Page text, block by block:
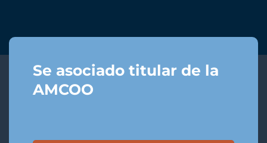
Se asociado titular de la
AMCOO